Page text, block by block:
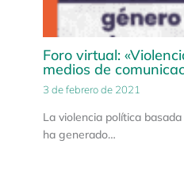
Foro virtual:
medios de
3 de febrero de 2021
La violencia política
ha generado…